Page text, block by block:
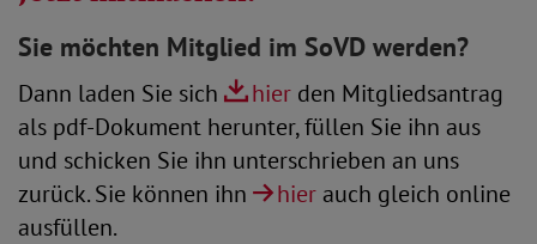
Sie möchten Mitglied im SoVD werden?
Dann laden Sie sich hier den Mitgliedsantrag
als pdf-Dokument herunter, füllen Sie ihn aus
und schicken Sie ihn unterschrieben an uns
zurück. Sie können ihn
hier auch gleich online
ausfüllen.